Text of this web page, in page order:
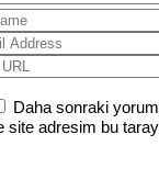
Daha sonraki
site adresim bu